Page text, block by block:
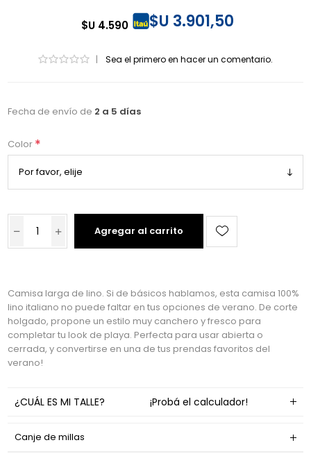
$U 4.590 $U 3.901,50
| Sea el primero en hacer un comentario.
Fecha de envío de 2 a 5 días
Color *
Agregar al carrito
Camisa larga de lino. Si de básicos hablamos, esta camisa 100%
lino italiano no puede faltar en tus opciones de verano. De corte
holgado, propone un estilo muy canchero y fresco para
completar tu look de playa. Perfecta para usar abierta o
cerrada, y convertirse en una de tus prendas favoritos del
verano!
¿CUÁL ES MI TALLE? ¡Probá el calculador!
Canje de millas